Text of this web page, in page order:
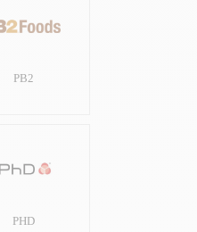
PB2
PHD